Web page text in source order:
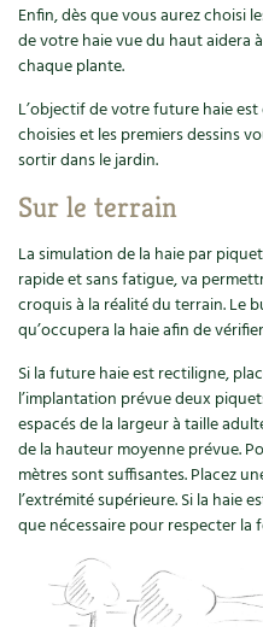
Agenda, calendrier
NOUVEAUTÉS
Feuilleter le catalogue
Alimentation et nutrition
Recettes de printemps
Recettes par type de plat
Recettes sans gluten
Recettes végétariennes et vegan
Habitat écologique
Conception et gros oeuvre
Matériaux écologiques
Énergie
Entretien de la maison
Société et alternatives
Les 4 saisons& vous
Questions à la rédaction
Entre abonné·es
Trucs & astuces
Expés
Trocs & petites annonces
Appels à témoignage
Bonnes adresses
Liste des pépiniéristes
Mieux consommer
Enfin, dès que vous aurez choisi
de votre haie vue du haut aidera
chaque plante.
L’objectif de votre future haie
choisies et les premiers dessins
sortir dans le jardin.
Sur le terrain
La simulation de la haie par
rapide et sans fatigue, va
croquis à la réalité du terrain. Le
qu’occupera la haie afin de
Si la future haie est rectiligne,
l’implantation prévue deux
espacés de la largeur à taille
de la hauteur moyenne prévue.
mètres sont suffisantes. Placez
l’extrémité supérieure. Si la haie
que nécessaire pour respecter la